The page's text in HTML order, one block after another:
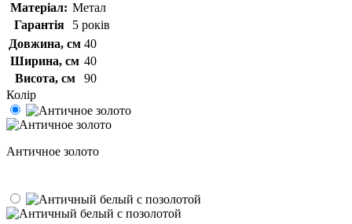
Матеріал: Метал
Гарантія
5 років
Довжина, см 40
Ширина, см 40
Висота, см
90
Колір
Античное золото